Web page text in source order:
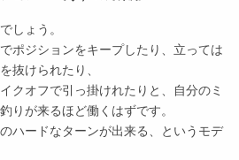
しょう。
ポジションをキープしたり、立っては
抜けられたり、
クオフで引っ掛けれたりと、自分のミ
りが来るほど働くはずです。
ハードなターンが出来る、というモデ